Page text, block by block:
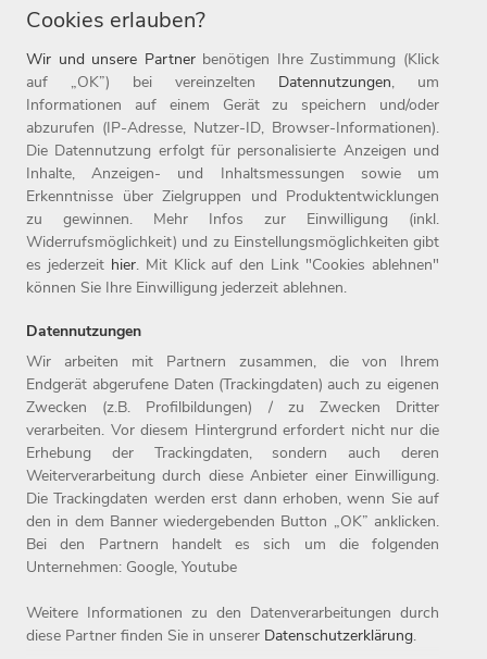
Weidener Unternehmen auch mit rund 110 Filialen im
stationären Handel vertreten. Seit Ende 2019 gehört die
Marke heine zur Witt-Gruppe.
Die Witt-Gruppe ist mit rund 3.700 Mitarbeitenden nicht nur
einer der größten Arbeitgeber der Oberpfalz, sondern auch
einer der beliebtesten Deutschlands und gehört zu den rund
fünf Prozent der beliebtesten Unternehmen auf kununu. Seit
1987 ist die Witt-Gruppe Teil der Otto Group. Weitere
Informationen finden Sie unter www.witt-gruppe.eu.
Home
Arbeitgeber
Benefits
Jobs
Einstiegslevel
Arbeitsfelder
Kontakt
Impressum
Datenschutz
Cookies erlauben?
Wir und unsere Partnerbenötigen Ihre Zustimmung (Klick
auf „OK”) bei vereinzelten Datennutzungen, um
Informationen auf einem Gerät zu speichern und/oder
abzurufen (IP-Adresse, Nutzer-ID, Browser-Informationen).
Die Datennutzung erfolgt für personalisierte Anzeigen und
Inhalte, Anzeigen- und Inhaltsmessungen sowie um
Erkenntnisse über Zielgruppen und Produktentwicklungen
zu gewinnen. Mehr Infos zur Einwilligung (inkl.
Widerrufsmöglichkeit) und zu Einstellungsmöglichkeiten gibt
es jederzeit hier. Mit Klick auf den Link "Cookies ablehnen"
können Sie Ihre Einwilligung jederzeit ablehnen.
Datennutzungen
Wir arbeiten mit Partnern zusammen, die von Ihrem
Endgerät abgerufene Daten (Trackingdaten) auch zu eigenen
Zwecken (z.B. Profilbildungen) / zu Zwecken Dritter
verarbeiten. Vor diesem Hintergrund erfordert nicht nur die
Erhebung der Trackingdaten, sondern auch deren
Weiterverarbeitung durch diese Anbieter einer Einwilligung.
Die Trackingdaten werden erst dann erhoben, wenn Sie auf
den in dem Banner wiedergebenden Button „OK” anklicken.
Bei den Partnern handelt es sich um die folgenden
Unternehmen: Google, Youtube
Weitere Informationen zu den Datenverarbeitungen durch
diese Partner finden Sie in unserer Datenschutzerklärung.